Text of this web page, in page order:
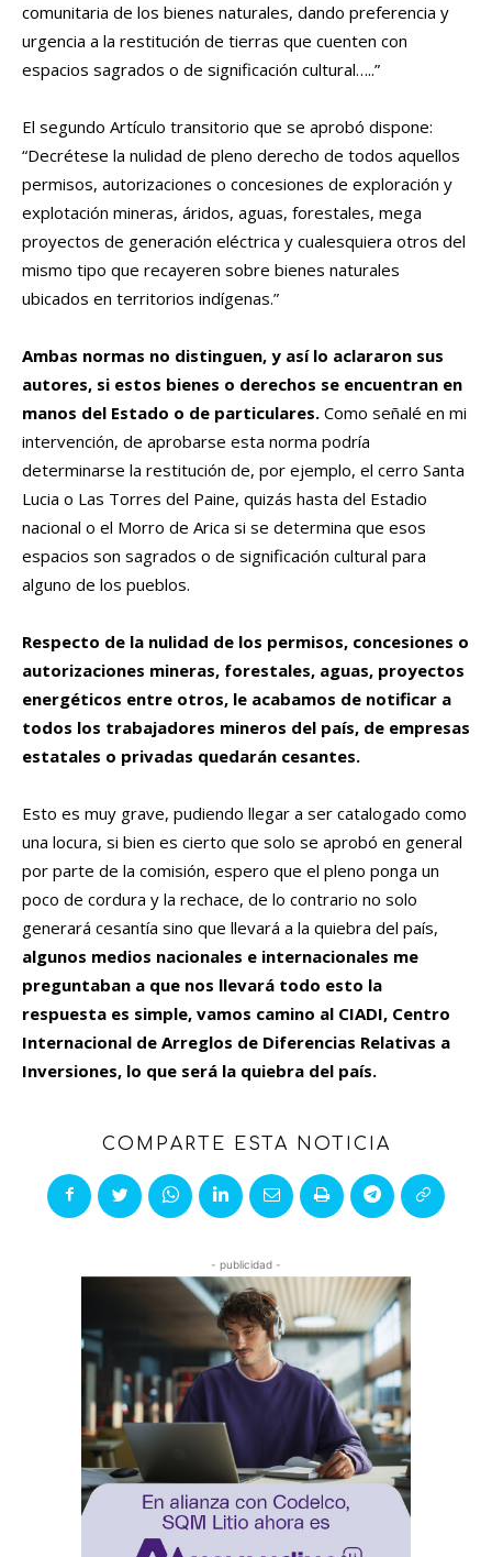
comunitaria de los bienes naturales, dando preferencia y
urgencia a la restitución de tierras que cuenten con
espacios sagrados o de significación cultural…..”
El segundo Artículo transitorio que se aprobó dispone:
“Decrétese la nulidad de pleno derecho de todos aquellos
permisos, autorizaciones o concesiones de exploración y
explotación mineras, áridos, aguas, forestales, mega
proyectos de generación eléctrica y cualesquiera otros del
mismo tipo que recayeren sobre bienes naturales
ubicados en territorios indígenas.”
Ambas normas no distinguen, y así lo aclararon sus
autores, si estos bienes o derechos se encuentran en
manos del Estado o de particulares. Como señalé en mi
intervención, de aprobarse esta norma podría
determinarse la restitución de, por ejemplo, el cerro Santa
Lucia o Las Torres del Paine, quizás hasta del Estadio
nacional o el Morro de Arica si se determina que esos
espacios son sagrados o de significación cultural para
alguno de los pueblos.
Respecto de la nulidad de los permisos, concesiones o
autorizaciones mineras, forestales, aguas, proyectos
energéticos entre otros, le acabamos de notificar a
todos los trabajadores mineros del país, de empresas
estatales o privadas quedarán cesantes.
Esto es muy grave, pudiendo llegar a ser catalogado como
una locura, si bien es cierto que solo se aprobó en general
por parte de la comisión, espero que el pleno ponga un
poco de cordura y la rechace, de lo contrario no solo
generará cesantía sino que llevará a la quiebra del país,
algunos medios nacionales e internacionales me
preguntaban a que nos llevará todo esto la
respuesta es simple, vamos camino al CIADI, Centro
Internacional de Arreglos de Diferencias Relativas a
Inversiones, lo que será la quiebra del país.
COMPARTE ESTA NOTICIA
- publicidad -